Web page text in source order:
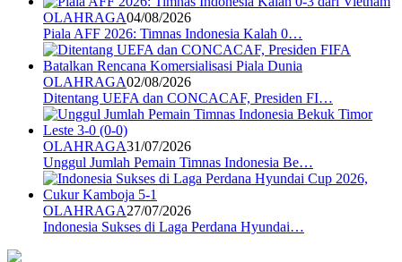
OLAHRAGA04/08/2026
Piala AFF 2026: Timnas Indonesia Kalah 0…
OLAHRAGA02/08/2026
Ditentang UEFA dan CONCACAF, Presiden FI…
OLAHRAGA31/07/2026
Unggul Jumlah Pemain Timnas Indonesia Be…
OLAHRAGA27/07/2026
Indonesia Sukses di Laga Perdana Hyundai…